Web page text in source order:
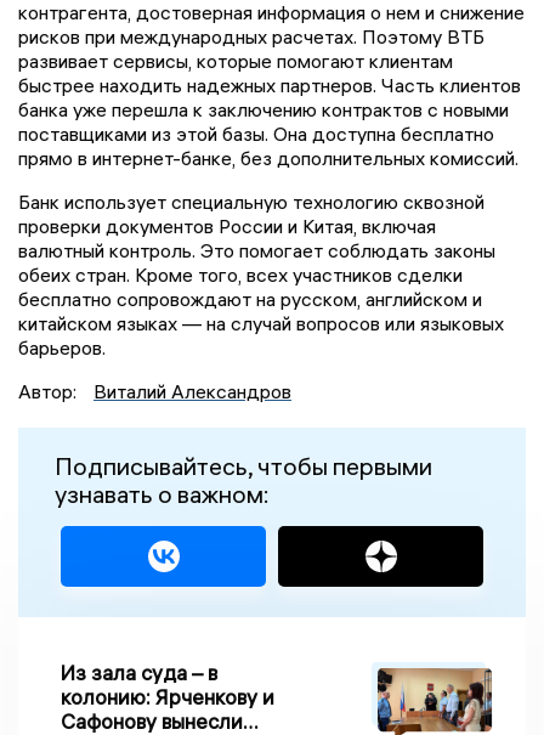
контрагента, достоверная информация о нем и снижение
рисков при международных расчетах. Поэтому ВТБ
развивает сервисы, которые помогают клиентам
быстрее находить надежных партнеров. Часть клиентов
банка уже перешла к заключению контрактов с новыми
поставщиками из этой базы. Она доступна бесплатно
прямо в интернет-банке, без дополнительных комиссий.
Банк использует специальную технологию сквозной
проверки документов России и Китая, включая
валютный контроль. Это помогает соблюдать законы
обеих стран. Кроме того, всех участников сделки
бесплатно сопровождают на русском, английском и
китайском языках — на случай вопросов или языковых
барьеров.
Автор:
Виталий Александров
Подписывайтесь, чтобы первыми
узнавать о важном:
Из зала суда – в
колонию: Ярченкову и
Сафонову вынесли